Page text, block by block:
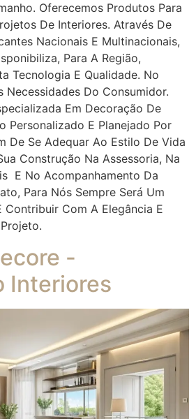
Oferecemos Produtos Para
De Interiores. Através De
Nacionais E Multinacionais,
Para A Região,
Tecnologia E Qualidade. No
Necessidades Do Consumidor.
Em Decoração De
Personalizado E Planejado Por
De Se Adequar Ao Estilo De Vida
Construção Na Assessoria, Na
E No Acompanhamento Da
Para Nós Sempre Será Um
Contribuir Com A Elegância E
-
Interiores